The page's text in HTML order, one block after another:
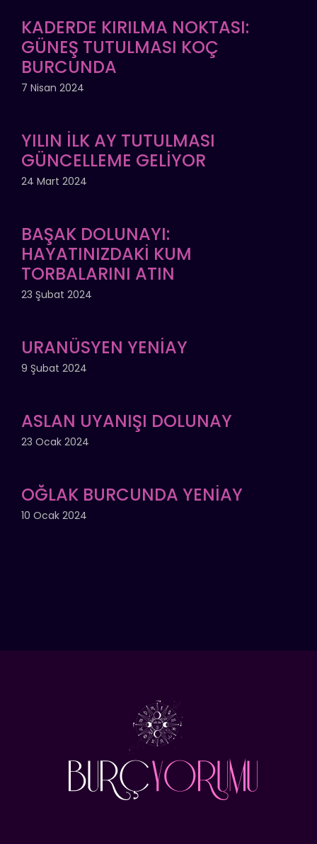
KADERDE KIRILMA NOKTASI:
GÜNEŞ TUTULMASI KOÇ
BURCUNDA
7 Nisan 2024
YILIN İLK AY TUTULMASI
GÜNCELLEME GELİYOR
24 Mart 2024
BAŞAK DOLUNAYI:
HAYATINIZDAKİ KUM
TORBALARINI ATIN
23 Şubat 2024
URANÜSYEN YENİAY
9 Şubat 2024
ASLAN UYANIŞI DOLUNAY
23 Ocak 2024
OĞLAK BURCUNDA YENİAY
10 Ocak 2024